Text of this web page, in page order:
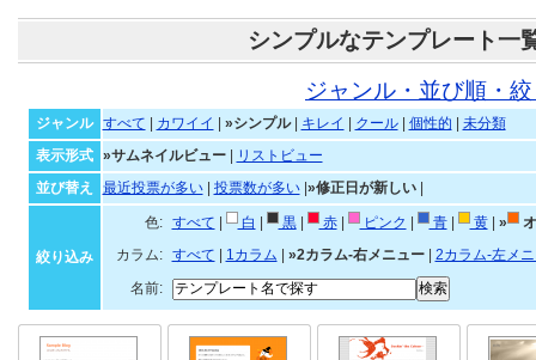
シンプルなテンプレート一
ジャンル・並び順・
ジャンル すべて カワイイ »シンプル| キレイ クール| 個性的
未分類
表示形式
»サムネイルビュー|
リストビュー
並び替え
最近投票が多い| 投票数が多い| »修正日が新しい|
絞り込み
色: すべて 白 黒| 赤| ピンク 青| 黄| »
カラム:
すべて 1カラム »2カラム-右メニュー| 2カラム-左メ
名前: